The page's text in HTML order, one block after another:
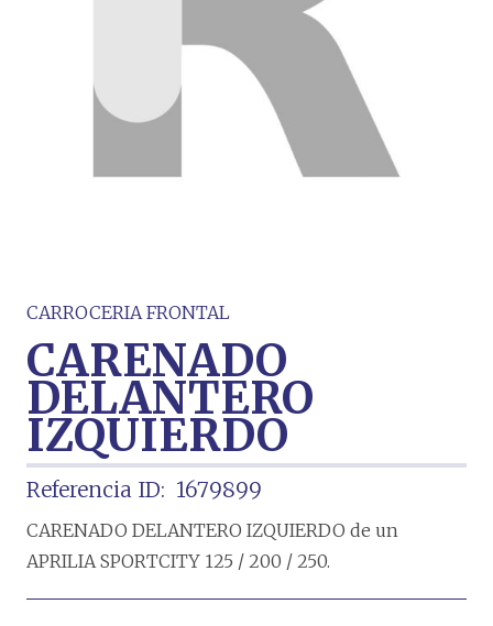
CARROCERIA FRONTAL
CARENADO
DELANTERO
IZQUIERDO
Referencia ID: 1679899
CARENADO DELANTERO IZQUIERDO de un
APRILIA SPORTCITY 125 / 200 / 250.